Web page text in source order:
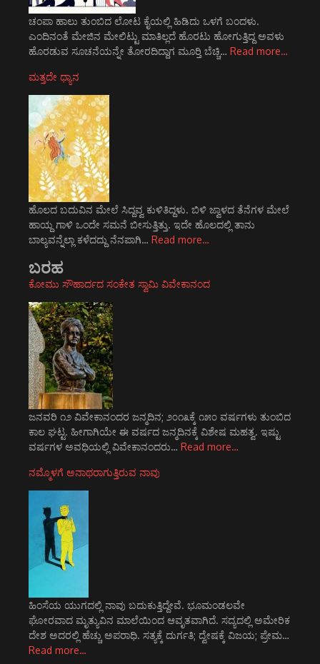
ಚಂಪಾ ಹಾಲು ತುಂಬಿದ ಲೋಟ ಕೈಯಲ್ಲಿ ಹಿಡಿದು ಒಳಗೆ ಬಂದಳು.
ಎಂದಿನಂತೆ ಮೇಜಿನ ಮೇಲಿಟ್ಟು ಮಾತಿಲ್ಲದೆ ಹೊರಟು ಹೋಗುತ್ತಿದ್ದ ಅವಳು
ಹೊರಡುವ ಸೂಚನೆಯನ್ನೇ ತೋರದಿದ್ದಾಗ ಮೂರ್‍ತಿ ಬೆಚ್ಚಿ… Read more…
ಮತ್ತದೇ ಧ್ಯಾನ
ಹೊಲದ ಬದುವಿನ ಮೇಲೆ ಸಿದ್ದವ್ವ ಕುಳಿತಿದ್ದಳು. ಬಿಳಿ ಜ್ವಾಳದ ತೆನೆಗಳ ಮೇಲೆ
ಹಾಯ್ದ ಗಾಳಿ ಒಂದೇ ಸಮನೆ ಬೀಸುತ್ತಿತ್ತು. ಇದೇ ಹೊಲದಲ್ಲಿ ತಾನು
ಬಾಲ್ಯವನ್ನೆಲ್ಲಾ ಕಳೆದದ್ದು ನೆನಪಾಗಿ… Read more…
ಬರಹ
ಕೋಮು ಸೌಹಾರ್ದದ ಸಂಕೇತ ಸ್ವಾಮಿ ವಿವೇಕಾನಂದ
ಜನವರಿ ೧೨ ವಿವೇಕಾನಂದರ ಜನ್ಮದಿನ; ೨೦೧೩ಕ್ಕೆ ೧೫೦ ವರ್ಷಗಳು ತುಂಬಿದ
ಕಾಲ ಘಟ್ಟ. ಹೀಗಾಗಿಯೇ ಈ ವರ್ಷದ ಜನ್ಮದಿನಕ್ಕೆ ವಿಶೇಷ ಮಹತ್ವ. ಇಷ್ಟು
ವರ್ಷಗಳ ಅವಧಿಯಲ್ಲಿ ವಿವೇಕಾನಂದರು… Read more…
ನಮ್ಮೊಳಗೆ ಅನಾಥರಾಗುತ್ತಿರುವ ನಾವು
ಹಿಂಸೆಯ ಯುಗದಲ್ಲಿ ನಾವು ಬದುಕುತ್ತಿದ್ದೇವೆ. ಭೂಮಂಡಲವೇ
ಘೋರವಾದ ಮೃತ್ಯುವಿನ ಮಾಲೆಯಿಂದ ಆವೃತವಾಗಿದೆ. ಸದ್ಯದಲ್ಲಿ ಅಮೇರಿಕ
ದೇಶ ಅದರಲ್ಲಿ ಹೆಚ್ಚು ಅಪರಾಧಿ. ಸತ್ಯಕ್ಕೆ ದುರ್ಗತಿ; ದ್ವೇಷಕ್ಕೆ ವಿಜಯ; ಪ್ರೇಮ…
Read more…